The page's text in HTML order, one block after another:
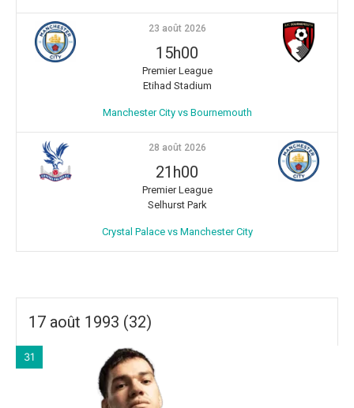
23 août 2026
15h00
Premier League
Etihad Stadium
Manchester City vs Bournemouth
28 août 2026
21h00
Premier League
Selhurst Park
Crystal Palace vs Manchester City
17 août 1993 (32)
31